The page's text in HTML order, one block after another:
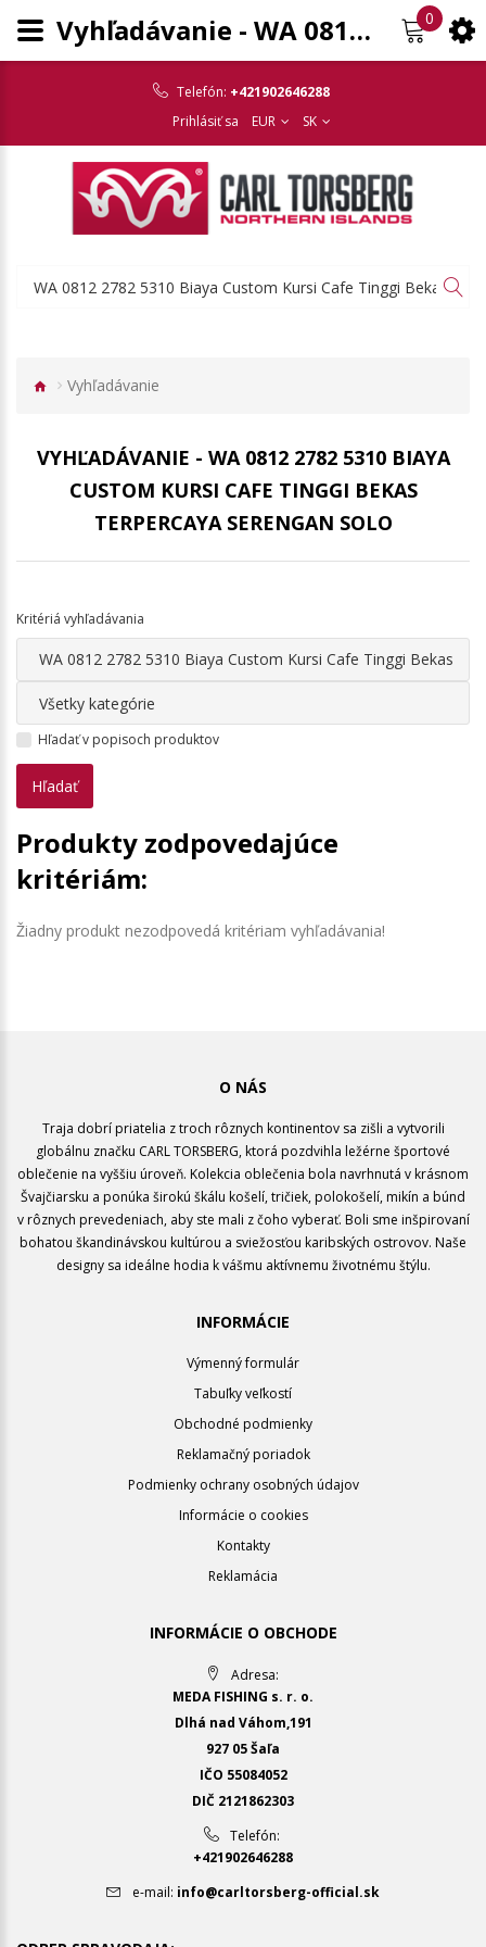
Telefón: +421902646288
Prihlásiť sa
EUR SK
0
Vyhľadávanie
VYHĽADÁVANIE - WA 0812 2782 5310 BIAYA
CUSTOM KURSI CAFE TINGGI BEKAS
TERPERCAYA SERENGAN SOLO
Kritériá vyhľadávania
Hľadať v popisoch produktov
Produkty zodpovedajúce
kritériám:
Žiadny produkt nezodpovedá kritériam vyhľadávania!
O NÁS
Traja dobrí priatelia z troch rôznych kontinentov sa zišli a vytvorili
globálnu značku CARL TORSBERG, ktorá pozdvihla ležérne športové
oblečenie na vyššiu úroveň. Kolekcia oblečenia bola navrhnutá v krásnom
Švajčiarsku a ponúka širokú škálu košelí, tričiek, polokošelí, mikín a búnd
v rôznych prevedeniach, aby ste mali z čoho vyberať. Boli sme inšpirovaní
bohatou škandinávskou kultúrou a sviežosťou karibských ostrovov. Naše
designy sa ideálne hodia k vášmu aktívnemu životnému štýlu.
INFORMÁCIE
Výmenný formulár
Tabuľky veľkostí
Obchodné podmienky
Reklamačný poriadok
Podmienky ochrany osobných údajov
Informácie o cookies
Kontakty
Reklamácia
INFORMÁCIE O OBCHODE
Adresa:
MEDA FISHING s. r. o.
Dlhá nad Váhom,191
927 05 Šaľa
IČO 55084052
DIČ 2121862303
Telefón:
+421902646288
e-mail: info@carltorsberg-official.sk
Vyhľadávanie - WA 0812 2782 5310 Biaya Custom Kursi Cafe Tinggi Bekas Terpercaya Serengan Solo